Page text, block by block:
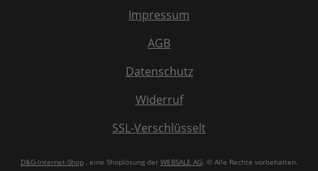
Impressum
AGB
Datenschutz
Widerruf
SSL-Verschlüsselt
D&G-Internet-Shop, eine Shoplösung der WEBSALE AG. © Alle Rechte vorbehalten.